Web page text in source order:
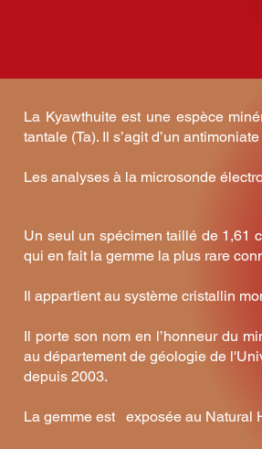
La Kyawthuite est une espèce
tantale (Ta). Il s’agit d’un
Les analyses à la microsonde
Un seul un spécimen taillé de 1,61
qui en fait la gemme la plus rare
Il appartient au système cristallin
Il porte son nom en l’honneur du
au département de géologie de
depuis 2003.
La gemme est exposée au Natural